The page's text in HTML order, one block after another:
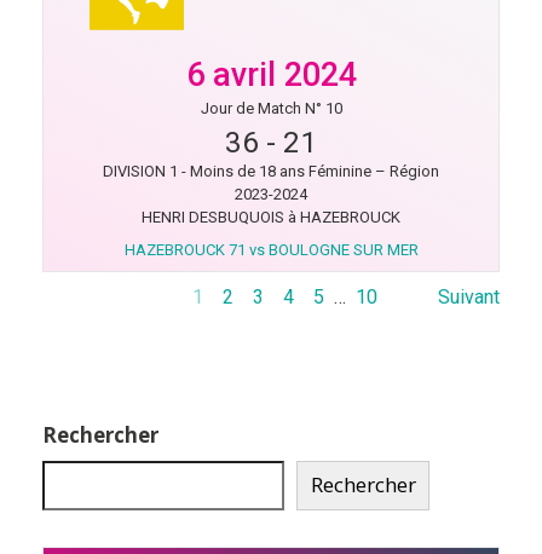
6 avril 2024
Jour de Match N° 10
36 - 21
DIVISION 1 - Moins de 18 ans Féminine – Région
2023-2024
HENRI DESBUQUOIS à HAZEBROUCK
HAZEBROUCK 71 vs BOULOGNE SUR MER
1 2 3 4 5 … 10 Suivant
Rechercher
Rechercher